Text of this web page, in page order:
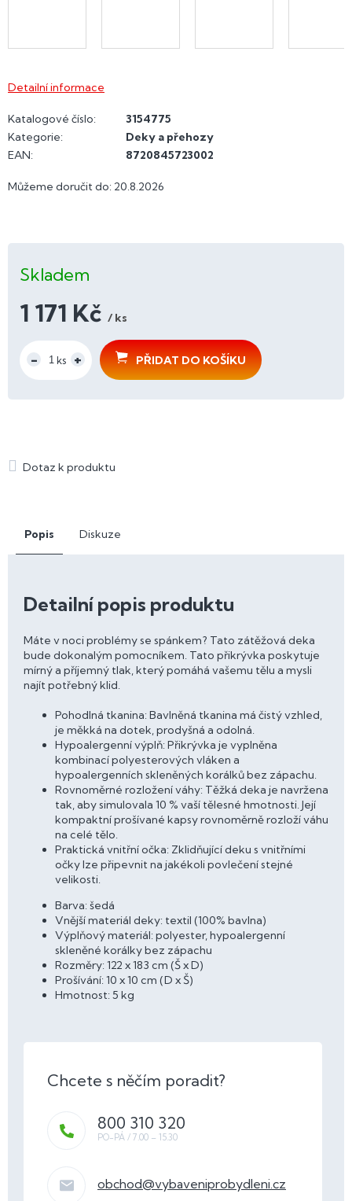
Můžeme doručit do: 20.8.2026
Skladem
1 171 Kč / ks
cena:
PŘIDAT DO KOŠÍKU
Detailní informace
Katalogové číslo:
3154775
Kategorie:
Deky a přehozy
EAN: 8720845723002
Popis Diskuze
Detailní popis produktu
Máte v noci problémy se spánkem? Tato zátěžová deka
bude dokonalým pomocníkem. Tato přikrývka poskytuje
mírný a příjemný tlak, který pomáhá vašemu tělu a mysli
najít potřebný klid.
Pohodlná tkanina: Bavlněná tkanina má čistý vzhled,
je měkká na dotek, prodyšná a odolná.
Hypoalergenní výplň: Přikrývka je vyplněna
kombinací polyesterových vláken a
hypoalergenních skleněných korálků bez zápachu.
Rovnoměrné rozložení váhy: Těžká deka je navržena
tak, aby simulovala 10 % vaší tělesné hmotnosti. Její
kompaktní prošívané kapsy rovnoměrně rozloží váhu
na celé tělo.
Praktická vnitřní očka: Zklidňující deku s vnitřními
očky lze připevnit na jakékoli povlečení stejné
velikosti.
Barva: šedá
Vnější materiál deky: textil (100% bavlna)
Výplňový materiál: polyester, hypoalergenní
skleněné korálky bez zápachu
Rozměry: 122 x 183 cm (Š x D)
Prošívání: 10 x 10 cm (D x Š)
Hmotnost: 5 kg
obchod@vybaveniprobydleni.cz
800 310 320